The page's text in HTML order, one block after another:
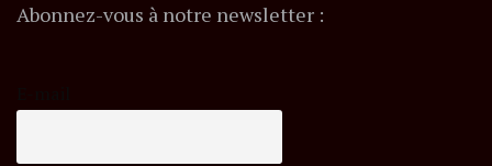
Abonnez-vous à notre newsletter :